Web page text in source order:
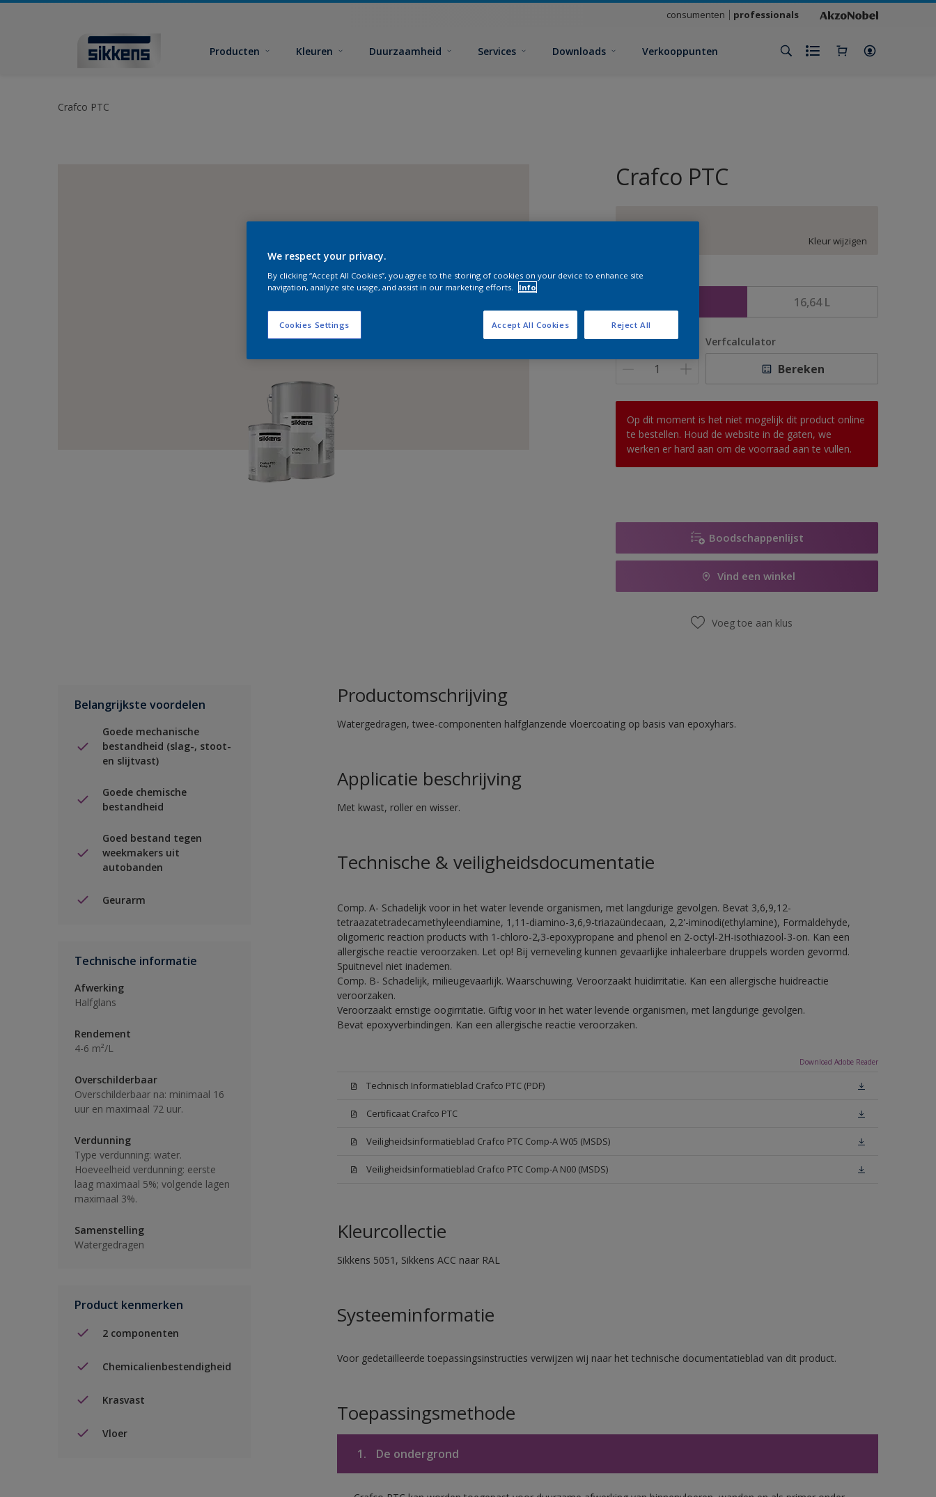
consumenten professionals
Producten Kleuren Duurzaamheid Services Downloads Verkooppunten
Crafco PTC
Crafco PTC
DN.01.89
Kleur wijzigen
Grootte
16,64 L
Aantal Verfcalculator
Bereken
Op dit moment is het niet mogelijk dit product online
te bestellen. Houd de website in de gaten, we
werken er hard aan om de voorraad aan te vullen.
Boodschappenlijst
Vind een winkel
Voeg toe aan klus
Belangrijkste voordelen
Goede mechanische
bestandheid (slag-, stoot-
en slijtvast)
Goede chemische
bestandheid
Goed bestand tegen
weekmakers uit
autobanden
Geurarm
Technische informatie
Afwerking
Halfglans
Rendement
4-6 m²/L
Overschilderbaar
Overschilderbaar na: minimaal 16
uur en maximaal 72 uur.
Verdunning
Type verdunning: water.
Hoeveelheid verdunning: eerste
laag maximaal 5%; volgende lagen
maximaal 3%.
Samenstelling
Watergedragen
Product kenmerken
2 componenten
Chemicalienbestendigheid
Krasvast
Vloer
Productomschrijving
Watergedragen, twee-componenten halfglanzende vloercoating op basis van epoxyhars.
Applicatie beschrijving
Met kwast, roller en wisser.
Technische & veiligheidsdocumentatie
Comp. A- Schadelijk voor in het water levende organismen, met langdurige gevolgen. Bevat 3,6,9,12-
tetraazatetradecamethyleendiamine, 1,11-diamino-3,6,9-triazaündecaan, 2,2'-iminodi(ethylamine), Formaldehyde,
oligomeric reaction products with 1-chloro-2,3-epoxypropane and phenol en 2-octyl-2H-isothiazool-3-on. Kan een
allergische reactie veroorzaken. Let op! Bij verneveling kunnen gevaarlijke inhaleerbare druppels worden gevormd.
Spuitnevel niet inademen.
Comp. B- Schadelijk, milieugevaarlijk. Waarschuwing. Veroorzaakt huidirritatie. Kan een allergische huidreactie
veroorzaken.
Veroorzaakt ernstige oogirritatie. Giftig voor in het water levende organismen, met langdurige gevolgen.
Bevat epoxyverbindingen. Kan een allergische reactie veroorzaken.
Download Adobe Reader
Technisch Informatieblad Crafco PTC (PDF)
Certificaat Crafco PTC
Veiligheidsinformatieblad Crafco PTC Comp-A W05 (MSDS)
Veiligheidsinformatieblad Crafco PTC Comp-A N00 (MSDS)
Kleurcollectie
Sikkens 5051, Sikkens ACC naar RAL
Systeeminformatie
Voor gedetailleerde toepassingsinstructies verwijzen wij naar het technische documentatieblad van dit product.
Toepassingsmethode
1. De ondergrond
We respect your privacy.
By clicking “Accept All Cookies”, you agree to the storing of cookies on your device to enhance site
navigation, analyze site usage, and assist in our marketing efforts.
Info
Cookies Settings Reject All
Accept All Cookies